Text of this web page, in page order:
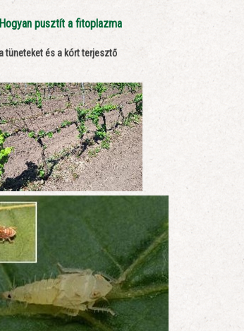
pusztít a fitoplazma
tüneteket és a kórt terjesztő